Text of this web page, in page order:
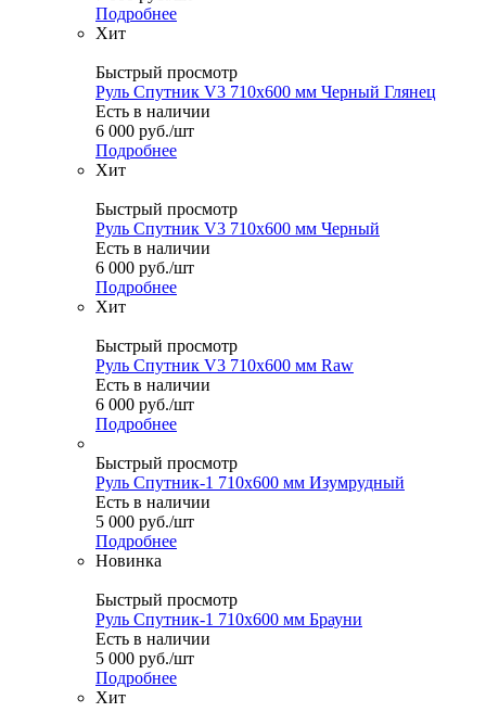
Подробнее
Хит
Быстрый просмотр
Руль Спутник V3 710x600 мм Черный Глянец
Есть в наличии
6 000 руб./шт
Подробнее
Хит
Быстрый просмотр
Руль Спутник V3 710x600 мм Черный
Есть в наличии
6 000 руб./шт
Подробнее
Хит
Быстрый просмотр
Руль Спутник V3 710x600 мм Raw
Есть в наличии
6 000 руб./шт
Подробнее
Быстрый просмотр
Руль Спутник-1 710x600 мм Изумрудный
Есть в наличии
5 000 руб./шт
Подробнее
Новинка
Быстрый просмотр
Руль Спутник-1 710x600 мм Брауни
Есть в наличии
5 000 руб./шт
Подробнее
Хит